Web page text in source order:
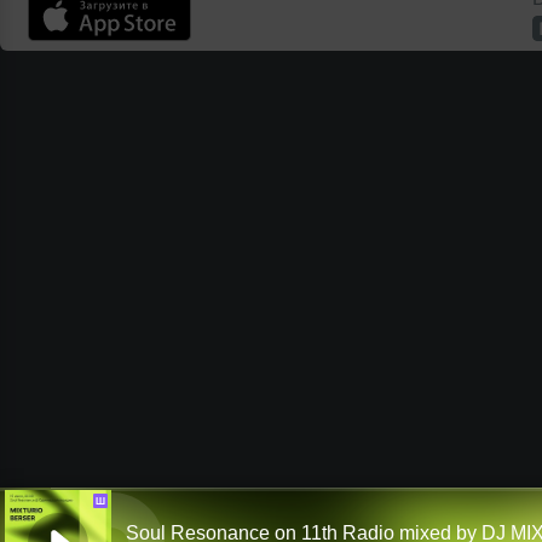
Ш
Soul Resonance on 11th Radio mixed by DJ